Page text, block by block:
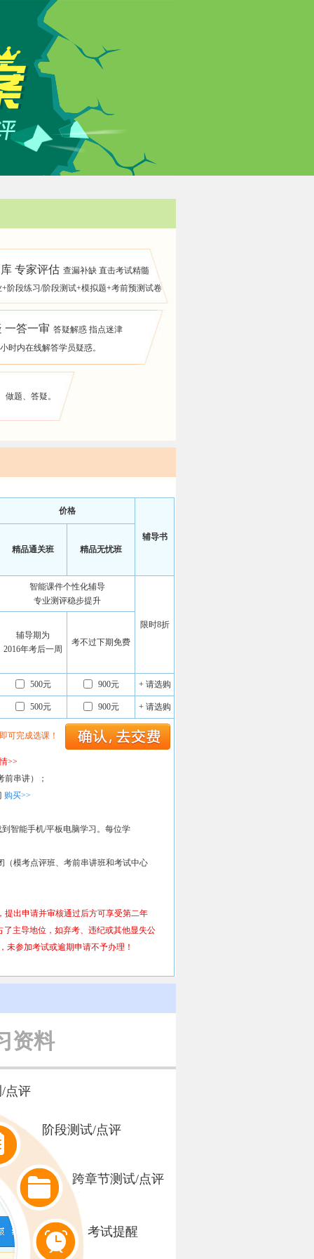
专家评估 查漏补缺 直击考试精髓
一答一审 答疑解惑 指点迷津
阶段练习/阶段测试+模拟题+考前预测试卷
时内在线解答学员疑惑。
题、答疑。
价格
辅导书
精品通关班
精品无忧班
智能课件个性化辅导
专业测评稳步提升
限时8折
辅导期为
2016年考后一周
考不过下期免费
500元 900元 + 请选购
500元 900元 + 请选购
可完成选课！
>>
串讲）；
购买>>
智能手机/平板电脑学习。每位学
（模考点评班、考前串讲班和考试中心
提出申请并审核通过后方可享受第二年
导地位，如弃考、违纪或其他显失公
加考试或逾期申请不予办理！
资料
点评
阶段测试/点评
跨章节测试/点评
考试提醒